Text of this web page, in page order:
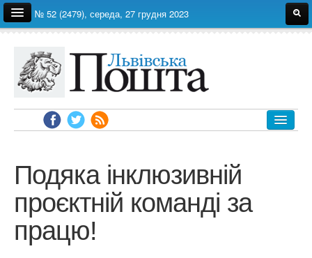
№ 52 (2479), середа, 27 грудня 2023
Реклама
Архів
ЕКОНОМІКА
ПОЛІТИКА
СВІТ
Подяка інклюзивній
проєктній команді за
працю!